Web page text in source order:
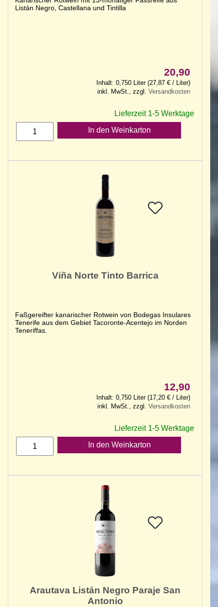
Listán Negro, Castellana und Tintilla
20,90
Inhalt: 0,750 Liter (27,87 € / Liter)
inkl. MwSt., zzgl.Versandkosten
Lieferzeit 1-5 Werktage
In den Weinkarton
Viña Norte Tinto Barrica
Faßgereifter kanarischer Rotwein von Bodegas Insulares
Tenerife aus dem Gebiet Tacoronte-Acentejo im Norden
Teneriffas.
12,90
Inhalt: 0,750 Liter (17,20 € / Liter)
inkl. MwSt., zzgl.Versandkosten
Lieferzeit 1-5 Werktage
In den Weinkarton
Arautava Listán Negro Paraje San
Antonio